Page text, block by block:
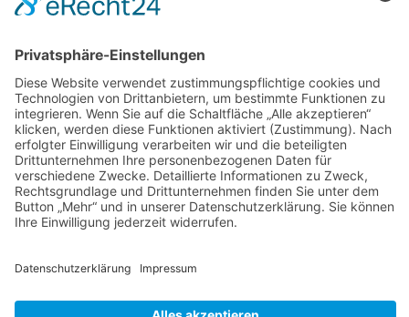
KATEGORIEN
ÜBER UNS